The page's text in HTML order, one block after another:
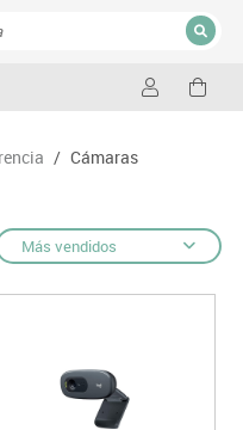
CERRAR
/ Cámaras
Más vendidos